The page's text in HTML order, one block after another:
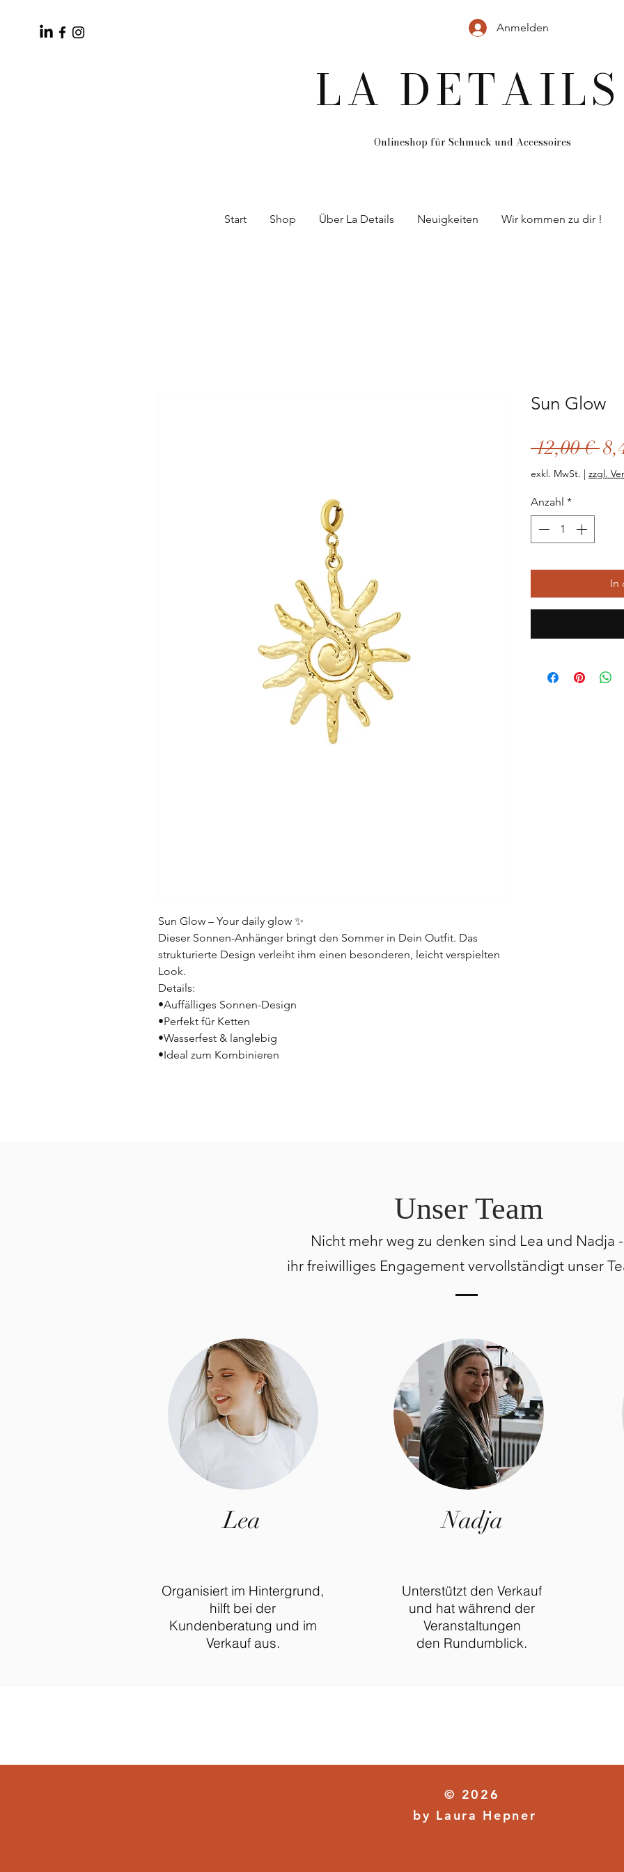
Anmelden
LA DETAILS
Onlineshop für Schmuck und Accessoires
Start Shop Über La Details Neuigkeiten Wir kommen zu dir !
Sun Glow – Your daily glow ✨
Dieser Sonnen-Anhänger bringt den Sommer in Dein Outfit. Das
strukturierte Design verleiht ihm einen besonderen, leicht verspielten
Look.
Details:
•Auffälliges Sonnen-Design
•Perfekt für Ketten
•Wasserfest & langlebig
•Ideal zum Kombinieren
Sun Glow
12,00 €
exkl. MwSt. | zzgl.
Anzahl *
In
Unser Team
Nicht mehr weg zu denken sind Lea und Nadja
ihr freiwilliges Engagement vervollständigt unser
Lea
Organisiert im Hintergrund,
hilft bei der
Kundenberatung und im
Verkauf aus.
Nadja
Unterstützt den Verkauf
und hat während der
Veranstaltungen
den Rundumblick.
© 2026
by Laura Hepner